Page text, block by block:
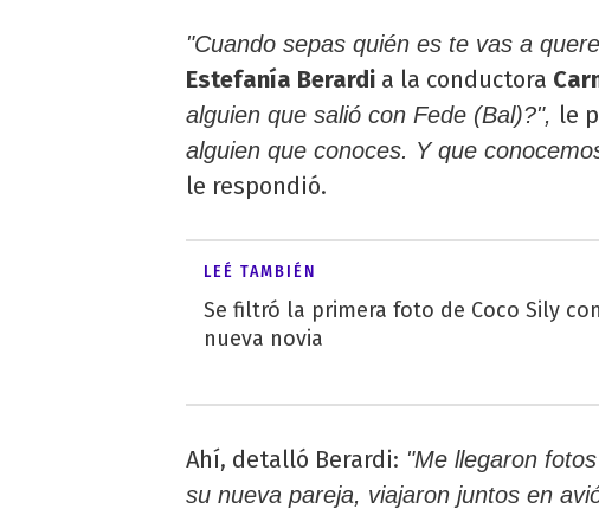
"Cuando sepas quién es te vas a
Estefanía Berardi a la conductora
alguien que salió con Fede (Bal)?", le
alguien que conoces. Y que
le respondió.
LEÉ TAMBIÉN
Se filtró la primera foto de Coco Sily
nueva novia
Ahí, detalló Berardi: "Me llegaron
su nueva pareja, viajaron juntos en